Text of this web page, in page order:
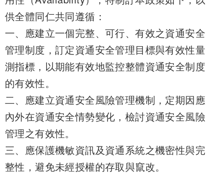
供全體同仁共同遵循：
一、應建立一個完整、可行、有效之資通安全
管理制度，訂定資通安全管理目標與有效性量
測指標，以期能有效地監控整體資通安全制度
的有效性。
二、應建立資通安全風險管理機制，定期因應
內外在資通安全情勢變化，檢討資通安全風險
管理之有效性。
三、應保護機敏資訊及資通系統之機密性與完
整性，避免未經授權的存取與竄改。